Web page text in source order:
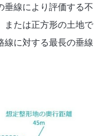
垂線により評価する不
または正方形の土地で
線に対する最長の垂線